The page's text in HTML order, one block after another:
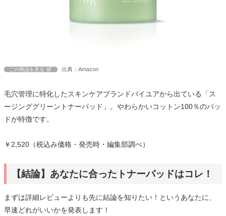
この商品を見る 出典：Amazon
毛穴管理に特化したスキンケアブランドバイユアから出ている「ス
ージンググリーントナーパッド」。やわらかいコットン100％のパッ
ドが特徴です。
￥2,520（税込み価格・発売時・編集部調べ）
【結論】あなたに合ったトナーパッドはコレ！
まずは詳細レビューよりも先に結論を知りたい！というあなたに、
早速どれがいいかを発表します！